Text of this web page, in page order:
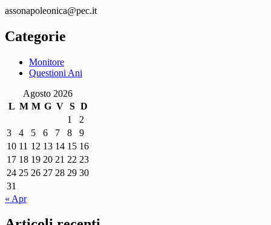
assonapoleonica@pec.it
Categorie
Monitore
Questioni Ani
Agosto 2026
L M M G V S D
1
2
3
4 5 6 7 8
9
10 11 12 13 14 15 16
17 18 19 20 21 22 23
24 25 26 27 28 29 30
31
« Apr